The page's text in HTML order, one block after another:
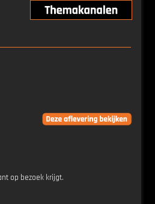
op bezoek krijgt.